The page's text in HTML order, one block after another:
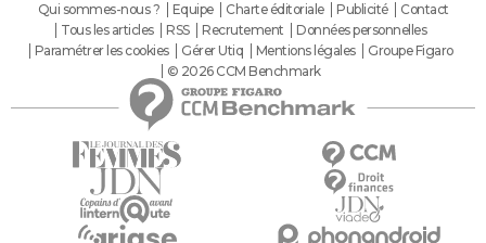
Qui sommes-nous ? Equipe Charte éditoriale Publicité
Contact
Tous les articles
RSS Recrutement
Données personnelles
Paramétrer les cookies
Gérer Utiq Mentions légales
Groupe Figaro
© 2026 CCM Benchmark